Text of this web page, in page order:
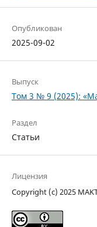
Опубликован
2025-09-02
Выпуск
Том 3 № 9 (2025):
Раздел
Статьи
Лицензия
Copyright (c) 2025